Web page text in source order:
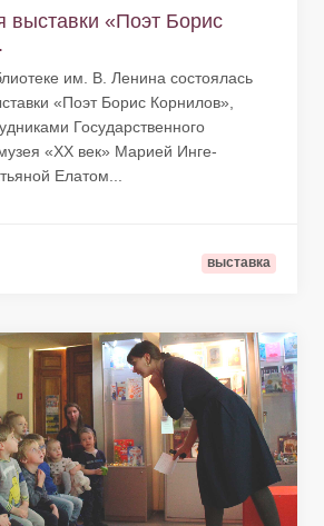
выставки «Поэт Борис
им. В. Ленина состоялась
«Поэт Борис Корнилов»,
Государственного
«XX век» Марией Инге-
Елатом...
выставка